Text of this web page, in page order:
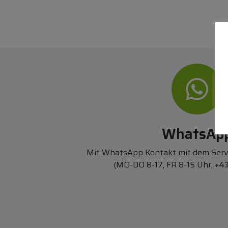
Mit WhatsApp Kontakt mit dem
(MO-DO 8-17, FR 8-15 Uhr,